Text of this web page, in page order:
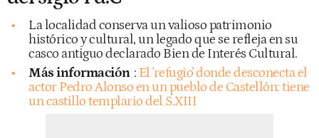
La localidad conserva un valioso patrimonio
histórico y cultural, un legado que se refleja en su
casco antiguo declarado Bien de Interés Cultural.
Más información : El 'refugio' donde desconecta el
actor Pedro Alonso en un pueblo de Castellón: tiene
un castillo templario del S.XIII